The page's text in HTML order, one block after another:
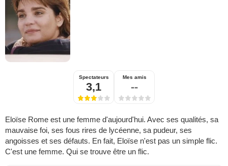
Spectateurs
3,1
Mes amis
--
Eloïse Rome est une femme d'aujourd'hui. Avec ses qualités, sa
mauvaise foi, ses fous rires de lycéenne, sa pudeur, ses
angoisses et ses défauts. En fait, Eloïse n'est pas un simple flic.
C'est une femme. Qui se trouve être un flic.